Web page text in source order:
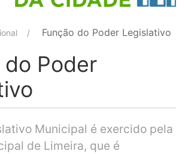
Função do Poder Legislativo
do Poder
Municipal é exercido pela
de Limeira, que é